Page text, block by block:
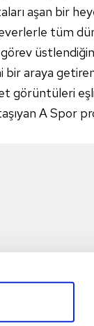
aşan bir
tüm
görev
bir araya
görüntüleri
A Spor